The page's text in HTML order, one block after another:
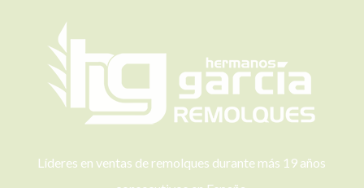
Líderes en ventas de remolques durante más 19 años